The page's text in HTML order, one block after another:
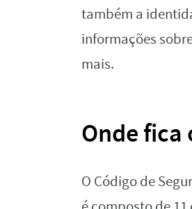
também a
informações
mais.
Onde fica
O Código de